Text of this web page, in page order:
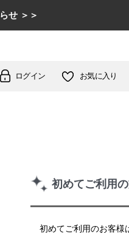
せ ＞＞
ログイン お気に入り
初めてご利用
初めてご利用のお客様